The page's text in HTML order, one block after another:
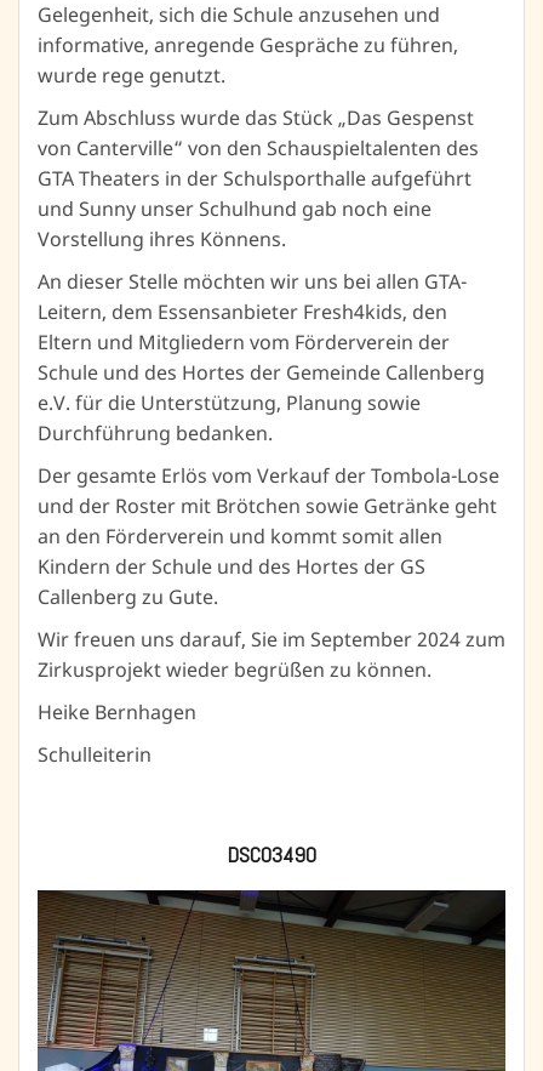
Gelegenheit, sich die Schule anzusehen und
informative, anregende Gespräche zu führen,
wurde rege genutzt.
Zum Abschluss wurde das Stück „Das Gespenst
von Canterville“ von den Schauspieltalenten des
GTA Theaters in der Schulsporthalle aufgeführt
und Sunny unser Schulhund gab noch eine
Vorstellung ihres Könnens.
An dieser Stelle möchten wir uns bei allen GTA-
Leitern, dem Essensanbieter Fresh4kids, den
Eltern und Mitgliedern vom Förderverein der
Schule und des Hortes der Gemeinde Callenberg
e.V. für die Unterstützung, Planung sowie
Durchführung bedanken.
Der gesamte Erlös vom Verkauf der Tombola-Lose
und der Roster mit Brötchen sowie Getränke geht
an den Förderverein und kommt somit allen
Kindern der Schule und des Hortes der GS
Callenberg zu Gute.
Wir freuen uns darauf, Sie im September 2024 zum
Zirkusprojekt wieder begrüßen zu können.
Heike Bernhagen
Schulleiterin
DSC03490